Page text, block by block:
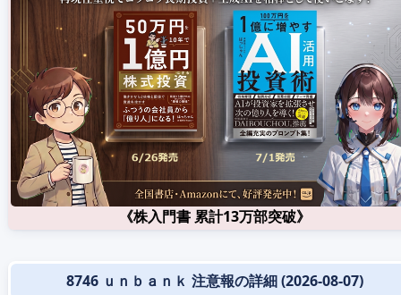
《株入門書 累計13万部突破》
8746 ｕｎｂａｎｋ 注意報の詳細 (2026-08-07)